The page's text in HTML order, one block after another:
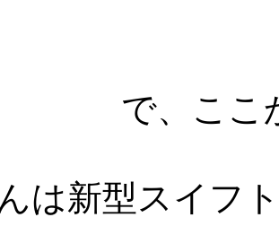
で、ここ
は新型スイフ